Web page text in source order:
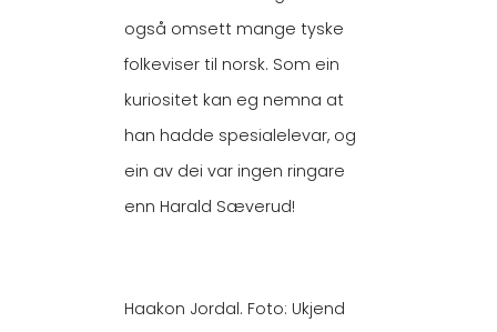
også omsett mange tyske
folkeviser til norsk. Som ein
kuriositet kan eg nemna at
han hadde spesialelevar, og
ein av dei var ingen ringare
enn Harald Sæverud!
Haakon Jordal. Foto: Ukjend